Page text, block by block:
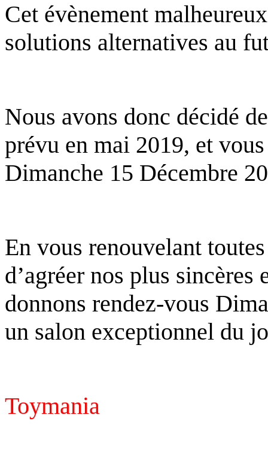
Cet évènement
solutions alternatives au
Nous avons donc décidé
prévu en mai 2019, et
Dimanche 15 Décembre
En vous renouvelant
d’agréer nos plus sincères
donnons rendez-vous
un salon exceptionnel du
Toymania